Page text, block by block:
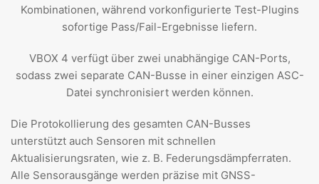
Kombinationen, während vorkonfigurierte Test-Plugins
sofortige Pass/Fail-Ergebnisse liefern.
VBOX 4 verfügt über zwei unabhängige CAN-Ports,
sodass zwei separate CAN-Busse in einer einzigen ASC-
Datei synchronisiert werden können.
Die Protokollierung des gesamten CAN-Busses
unterstützt auch Sensoren mit schnellen
Aktualisierungsraten, wie z. B. Federungsdämpferraten.
Alle Sensorausgänge werden präzise mit GNSS-